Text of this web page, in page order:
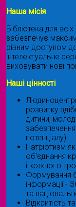
Наша місія
Бібліотека для
забезпечує
рівним доступом
інтелектуальне
виховувати нові
Наші цінності
розвитку
дитини,
забезпечення
потенціалу)
Патріотизм
об'єднання
і кожного
Формування
інформації -
та
Відкритість